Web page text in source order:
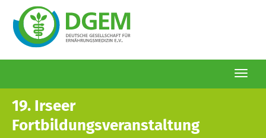
zum
Inhalt
19. Irseer
Fortbildungsveranstaltung